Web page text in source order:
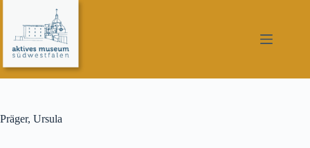
springen
Präger, Ursula